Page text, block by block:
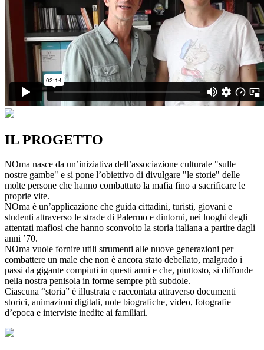
IL PROGETTO
NOma nasce da un’iniziativa dell’associazione culturale "sulle
nostre gambe" e si pone l’obiettivo di divulgare "le storie" delle
molte persone che hanno combattuto la mafia fino a sacrificare le
proprie vite.
NOma è un’applicazione che guida cittadini, turisti, giovani e
studenti attraverso le strade di Palermo e dintorni, nei luoghi degli
attentati mafiosi che hanno sconvolto la storia italiana a partire dagli
anni ’70.
NOma vuole fornire utili strumenti alle nuove generazioni per
combattere un male che non è ancora stato debellato, malgrado i
passi da gigante compiuti in questi anni e che, piuttosto, si diffonde
nella nostra penisola in forme sempre più subdole.
Ciascuna “storia” è illustrata e raccontata attraverso documenti
storici, animazioni digitali, note biografiche, video, fotografie
d’epoca e interviste inedite ai familiari.